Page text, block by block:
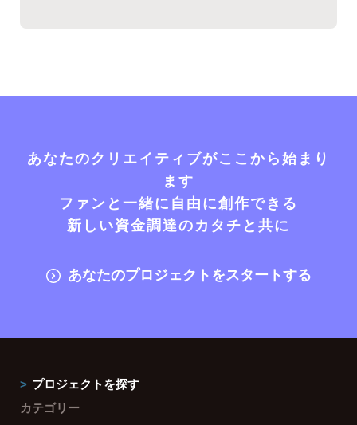
あなたのクリエイティブがここから始まり
ます
ファンと一緒に自由に創作できる
新しい資金調達のカタチと共に
あなたのプロジェクトをスタートする
プロジェクトを探す
カテゴリー